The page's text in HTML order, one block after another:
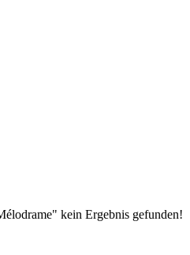
kein Ergebnis gefunden!